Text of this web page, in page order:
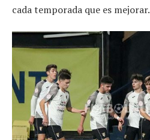
cada temporada que es mejorar.